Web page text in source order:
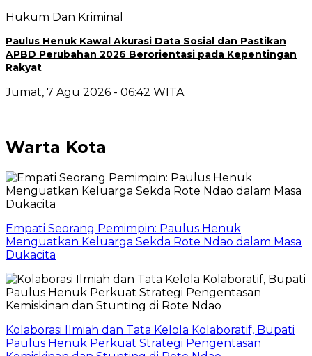
Hukum Dan Kriminal
Paulus Henuk Kawal Akurasi Data Sosial dan Pastikan
APBD Perubahan 2026 Berorientasi pada Kepentingan
Rakyat
Jumat, 7 Agu 2026 - 06:42 WITA
Warta Kota
Empati Seorang Pemimpin: Paulus Henuk
Menguatkan Keluarga Sekda Rote Ndao dalam Masa
Dukacita
Kolaborasi Ilmiah dan Tata Kelola Kolaboratif, Bupati
Paulus Henuk Perkuat Strategi Pengentasan